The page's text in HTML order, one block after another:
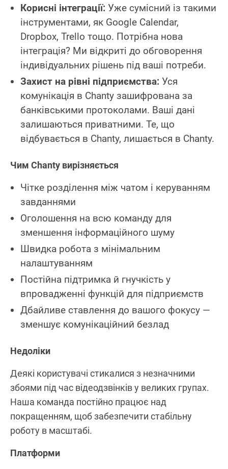
Корисні інтеграції: Уже сумісний із такими
інструментами, як Google Calendar,
Dropbox, Trello тощо. Потрібна нова
інтеграція? Ми відкриті до обговорення
індивідуальних рішень під ваші потреби.
Захист на рівні підприємства: Уся
комунікація в Chanty зашифрована за
банківськими протоколами. Ваші дані
залишаються приватними. Те, що
відбувається в Chanty, лишається в Chanty.
Чим Chanty вирізняється
Чітке розділення між чатом і керуванням
завданнями
Оголошення на всю команду для
зменшення інформаційного шуму
Швидка робота з мінімальним
налаштуванням
Постійна підтримка й гнучкість у
впровадженні функцій для підприємств
Дбайливе ставлення до вашого фокусу —
зменшує комунікаційний безлад
Недоліки
Деякі користувачі стикалися з незначними
збоями під час відеодзвінків у великих групах.
Наша команда постійно працює над
покращенням, щоб забезпечити стабільну
роботу в масштабі.
Платформи